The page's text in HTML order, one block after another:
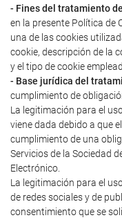
- Fines del tratamiento
en la presente Política de
una de las cookies
cookie, descripción de la
y el tipo de cookie
- Base jurídica del
cumplimiento de
La legitimación para el
viene dada debido a que
cumplimiento de una
Servicios de la Sociedad
Electrónico.
La legitimación para el
de redes sociales y de
consentimiento que se